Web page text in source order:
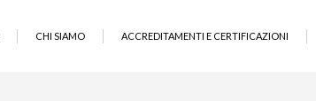
CHI SIAMO ACCREDITAMENTI E CERTIFICAZIONI